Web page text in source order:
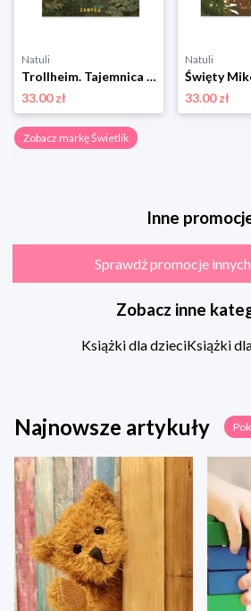
Natuli
Trollheim. Tajemnica opuszczonego domu Świetlik
33.00 zł
Natuli
33.00 zł
Zobacz markę Świetlik
Inne
Sprawdź promocje
Zobacz inne
Książki dla dzieciKsiążki
Najnowsze artykuły